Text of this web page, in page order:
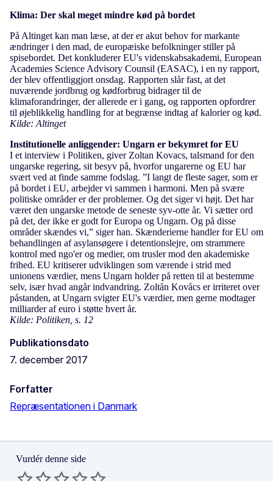
Klima: Der skal meget mindre kød på bordet
På Altinget kan man læse, at der er akut behov for markante
ændringer i den mad, de europæiske befolkninger stiller på
spisebordet. Det konkluderer EU's videnskabsakademi, European
Academies Science Advisory Counsil (EASAC), i en ny rapport,
der blev offentliggjort onsdag. Rapporten slår fast, at det
nuværende jordbrug og kødforbrug bidrager til de
klimaforandringer, der allerede er i gang, og rapporten opfordrer
til øjeblikkelig handling for at begrænse indtag af kalorier og kød.
Kilde: Altinget
Institutionelle anliggender: Ungarn er bekymret for EU
I et interview i Politiken, giver Zoltan Kovacs, talsmand for den
ungarske regering, sit besyv på, hvorfor ungarerne og EU har
svært ved at finde samme fodslag. ”I langt de fleste sager, som er
på bordet i EU, arbejder vi sammen i harmoni. Men på svære
politiske områder er der problemer. Og det siger vi højt. Det har
været den ungarske metode de seneste syv-otte år. Vi sætter ord
på det, der ikke er godt for Europa og Ungarn. Og på disse
områder skændes vi,” siger han. Skænderierne handler for EU om
behandlingen af asylansøgere i detentionslejre, om strammere
kontrol med ngo'er og medier, om trusler mod den akademiske
frihed. EU kritiserer udviklingen som værende i strid med
unionens værdier, mens Ungarn holder på retten til at bestemme
selv, især hvad angår indvandring. Zoltån Kovåcs er irriteret over
påstanden, at Ungarn svigter EU's værdier, men gerne modtager
milliarder af euro i støtte hvert år.
Kilde: Politiken, s. 12
Publikationsdato
7. december 2017
Forfatter
Repræsentationen i Danmark
Vurdér denne side